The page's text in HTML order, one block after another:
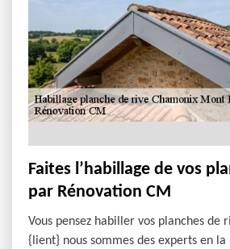
Faites l’habillage de vos
par Rénovation CM
Vous pensez habiller vos planches de
{lient} nous sommes des experts en